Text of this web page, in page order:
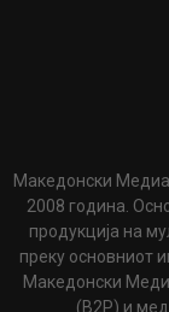
Македонски
2008 година.
продукција на
преку основниот
Македонски
(B2P) и